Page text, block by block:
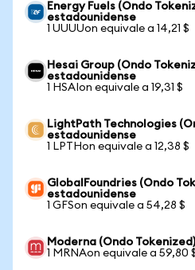
Energy Fuels (Ondo
estadounidense
1 UUUUon equivale a 14,21 $
Hesai Group (Ondo
estadounidense
1 HSAIon equivale a 19,31 $
LightPath Technologies
estadounidense
1 LPTHon equivale a 12,38 $
GlobalFoundries (Ondo
estadounidense
1 GFSon equivale a 54,28 $
Moderna (Ondo
1 MRNAon equivale a 59,80